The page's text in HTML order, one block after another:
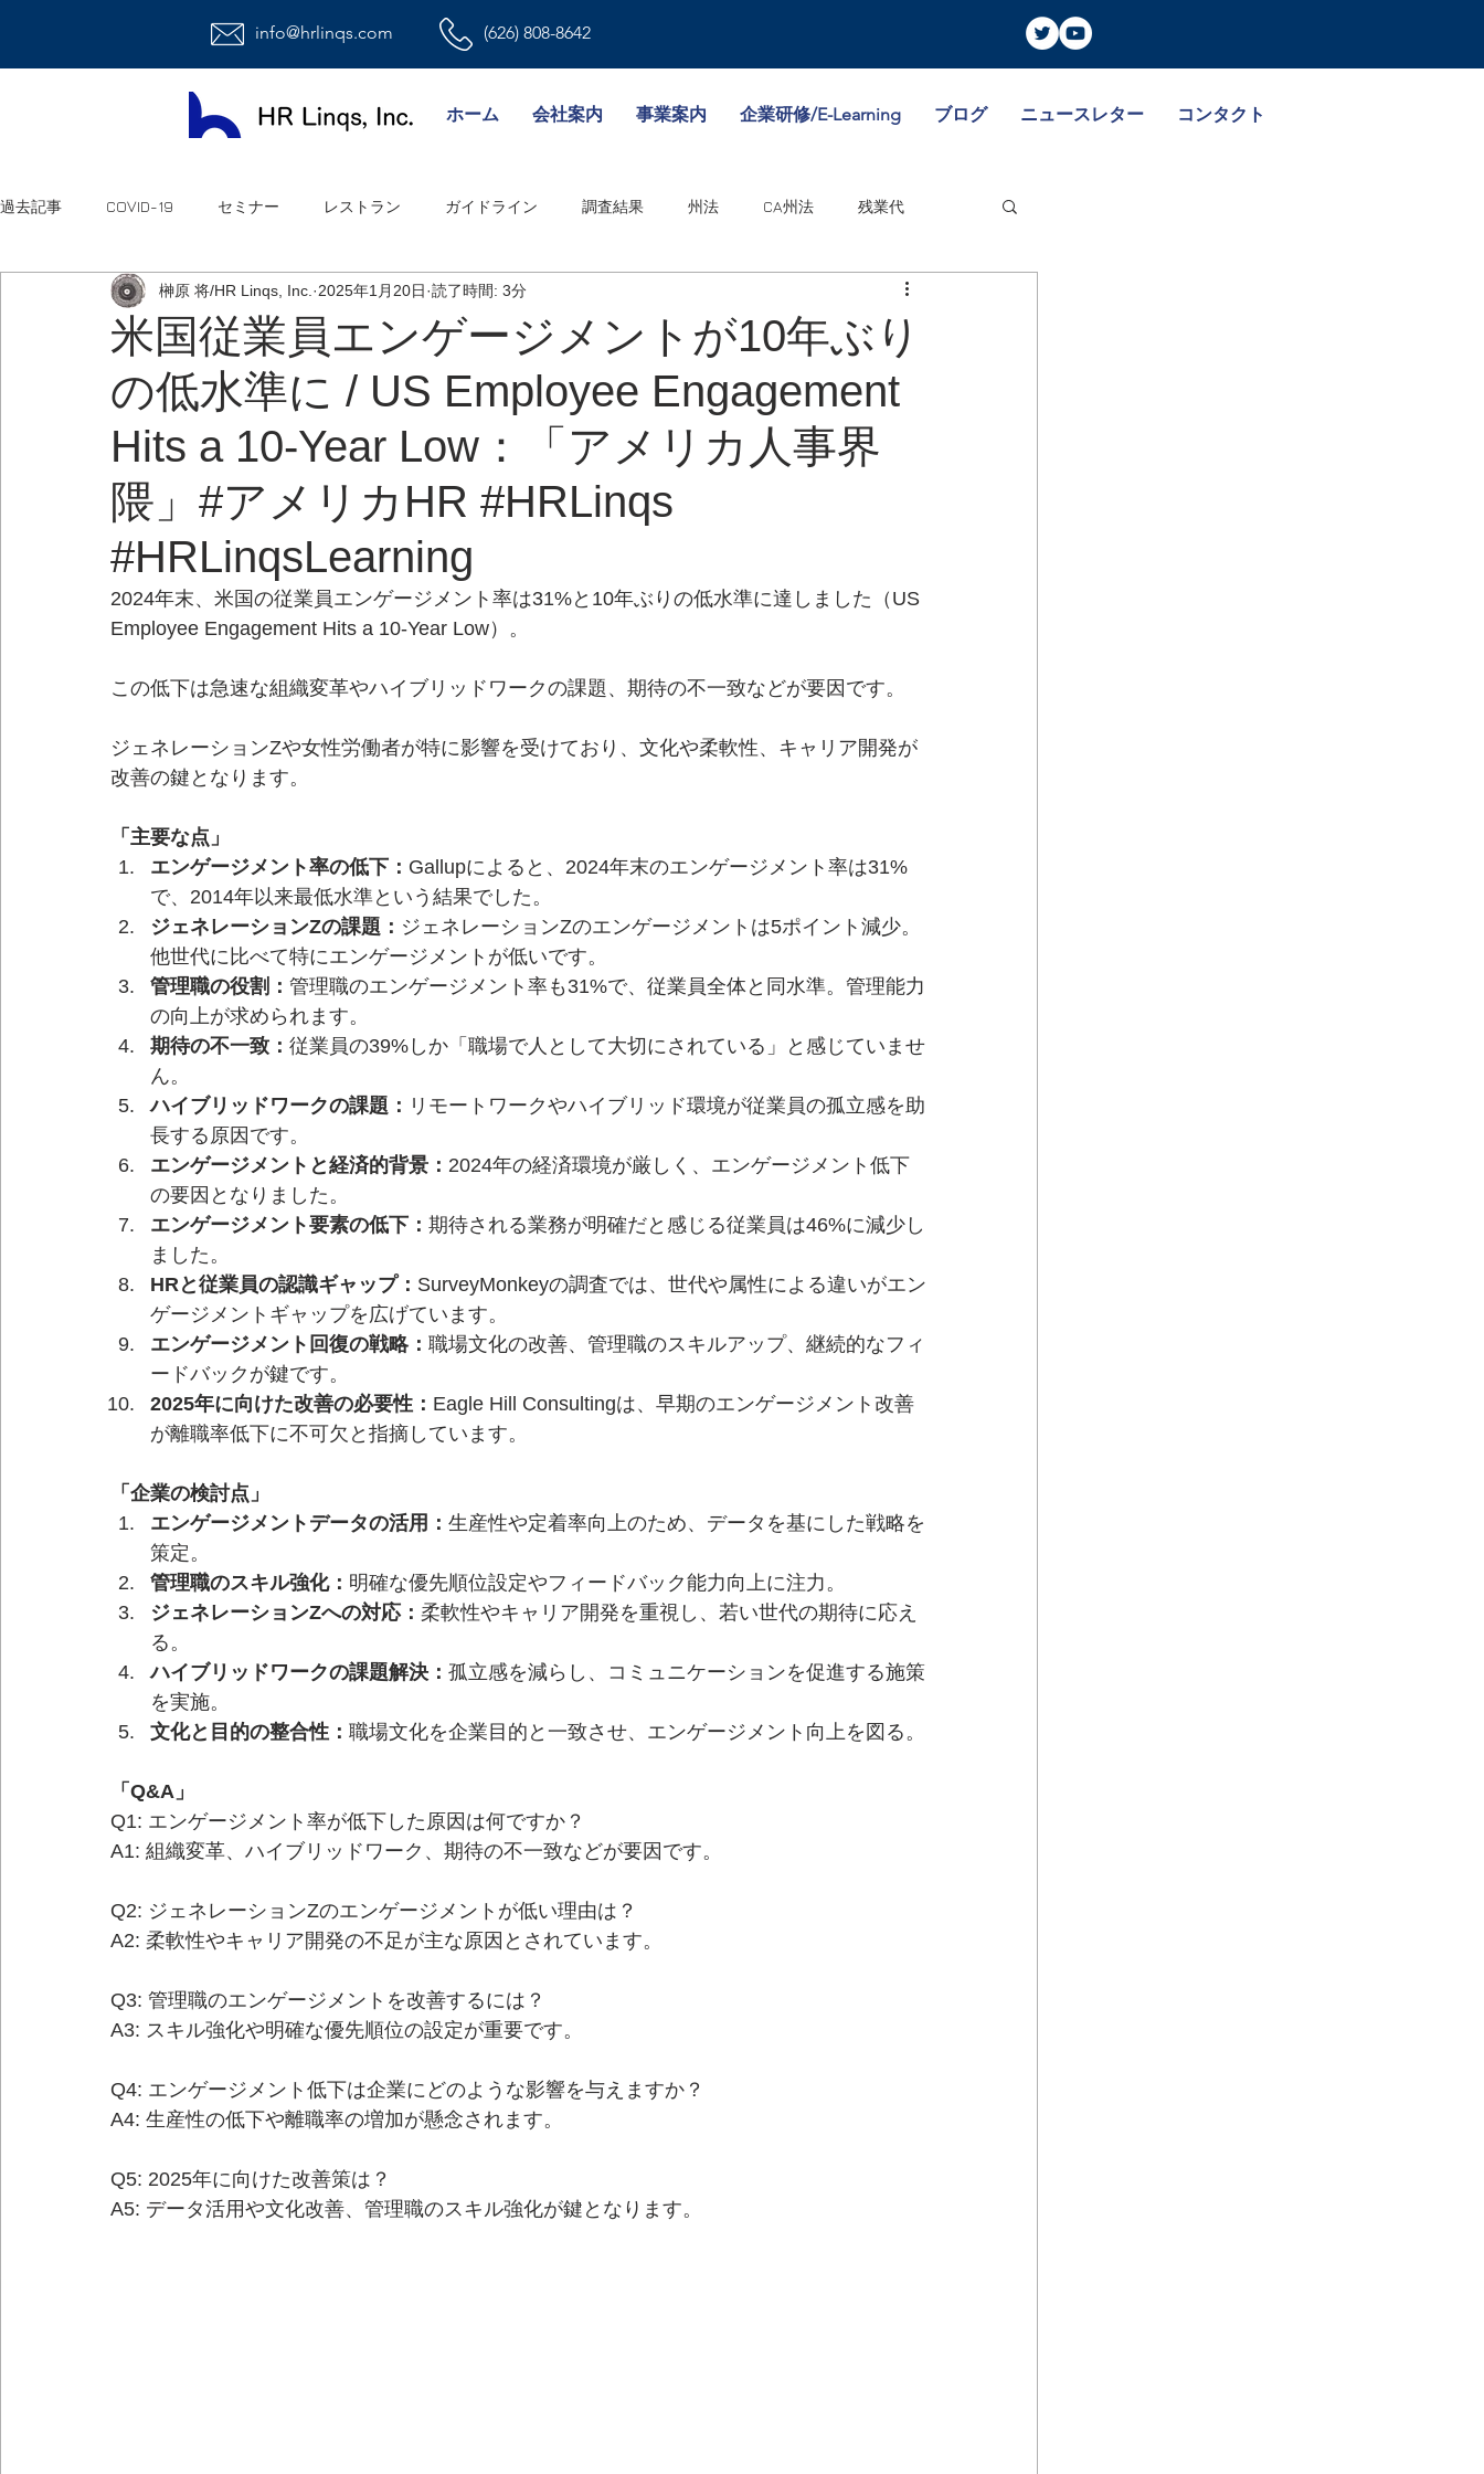
info@hrlinqs.com (626) 808-8642
ホーム 会社案内 事業案内 企業研修/E-Learning ブログ ニュースレター コンタクト
過去記事 COVID-19 セミナー レストラン ガイドライン 調査結果 州法 CA州法 残業代
時給社員/月給社員 最低賃金 給与 福利厚生 就業規則
ハラスメント 雇用 連邦法 退職金 職場環境 WA州法 ビザ 失業保険 NY州法
米国従業員エンゲージメントが10年ぶり
の低水準に / US Employee Engagement
Hits a 10-Year Low：「アメリカ人事界
隈」#アメリカHR #HRLinqs
#HRLinqsLearning
榊原 将/HR Linqs, Inc. 2025年1月20日 読了時間: 3分
2024年末、米国の従業員エンゲージメント率は31%と10年ぶりの低水準に達しました（US
Employee Engagement Hits a 10-Year Low）。
この低下は急速な組織変革やハイブリッドワークの課題、期待の不一致などが要因です。
ジェネレーションZや女性労働者が特に影響を受けており、文化や柔軟性、キャリア開発が
改善の鍵となります。
「主要な点」
エンゲージメント率の低下： Gallupによると、2024年末のエンゲージメント率は31%
で、2014年以来最低水準という結果でした。
ジェネレーションZの課題： ジェネレーションZのエンゲージメントは5ポイント減少。
他世代に比べて特にエンゲージメントが低いです。
管理職の役割： 管理職のエンゲージメント率も31%で、従業員全体と同水準。管理能力
の向上が求められます。
期待の不一致： 従業員の39%しか「職場で人として大切にされている」と感じていませ
ん。
ハイブリッドワークの課題： リモートワークやハイブリッド環境が従業員の孤立感を助
長する原因です。
エンゲージメントと経済的背景： 2024年の経済環境が厳しく、エンゲージメント低下
の要因となりました。
エンゲージメント要素の低下： 期待される業務が明確だと感じる従業員は46%に減少し
ました。
HRと従業員の認識ギャップ： SurveyMonkeyの調査では、世代や属性による違いがエン
ゲージメントギャップを広げています。
エンゲージメント回復の戦略： 職場文化の改善、管理職のスキルアップ、継続的なフィ
ードバックが鍵です。
2025年に向けた改善の必要性： Eagle Hill Consultingは、早期のエンゲージメント改善
が離職率低下に不可欠と指摘しています。
「企業の検討点」
エンゲージメントデータの活用： 生産性や定着率向上のため、データを基にした戦略を
策定。
管理職のスキル強化： 明確な優先順位設定やフィードバック能力向上に注力。
ジェネレーションZへの対応： 柔軟性やキャリア開発を重視し、若い世代の期待に応え
る。
ハイブリッドワークの課題解決： 孤立感を減らし、コミュニケーションを促進する施策
を実施。
文化と目的の整合性： 職場文化を企業目的と一致させ、エンゲージメント向上を図る。
「Q&A」
Q1: エンゲージメント率が低下した原因は何ですか？
A1: 組織変革、ハイブリッドワーク、期待の不一致などが要因です。
Q2: ジェネレーションZのエンゲージメントが低い理由は？
A2: 柔軟性やキャリア開発の不足が主な原因とされています。
Q3: 管理職のエンゲージメントを改善するには？
A3: スキル強化や明確な優先順位の設定が重要です。
Q4: エンゲージメント低下は企業にどのような影響を与えますか？
A4: 生産性の低下や離職率の増加が懸念されます。
Q5: 2025年に向けた改善策は？
A5: データ活用や文化改善、管理職のスキル強化が鍵となります。